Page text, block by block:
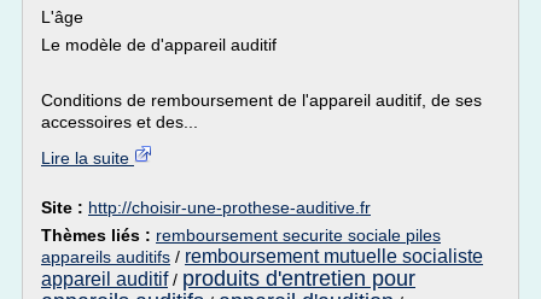
L'âge
Le modèle de d'appareil auditif
Conditions de remboursement de l'appareil auditif, de ses
accessoires et des...
Lire la suite
Site : http://choisir-une-prothese-auditive.fr
Thèmes liés : remboursement securite sociale piles
appareils auditifs / remboursement mutuelle socialiste
appareil auditif/ produits d'entretien pour